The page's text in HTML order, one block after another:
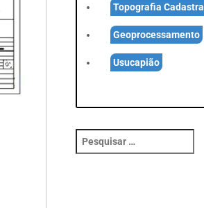
Topografia Cadastral
Geoprocessamento
Usucapião
e